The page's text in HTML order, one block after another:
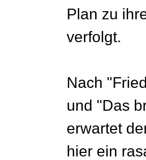
Plan zu
verfolgt.
Nach
und "Das
erwartet
hier ein